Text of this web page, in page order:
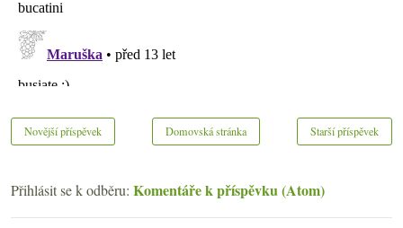
Novější příspěvek Starší příspěvek
Domovská stránka
Přihlásit se k odběru: Komentáře k příspěvku (Atom)